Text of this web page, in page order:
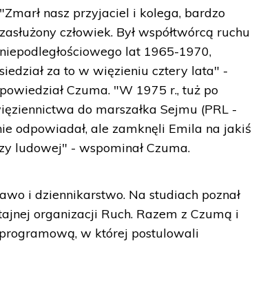
"Zmarł nasz przyjaciel i kolega, bardzo
zasłużony człowiek. Był współtwórcą ruchu
niepodległościowego lat 1965-1970,
siedział za to w więzieniu cztery lata" -
powiedział Czuma. "W 1975 r., tuż po
do marszałka Sejmu (PRL -
odpowiadał, ale zamknęli Emila na jakiś
ludowej" - wspominał Czuma.
i dziennikarstwo. Na studiach poznał
organizacji Ruch. Razem z Czumą i
w której postulowali